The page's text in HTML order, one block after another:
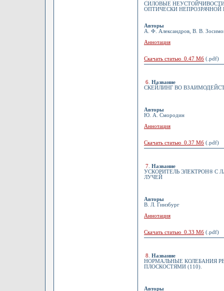
СИЛОВЫЕ
ОПТИЧЕСКИ НЕПРОЗРАЧНОЙ
Авторы
А. Ф. Александров, В. В.
Аннотация
Скачать статью 0.47 Мб (.pdf)
6 Название
СКЕЙЛИНГ ВО
Авторы
Ю. А. Смородин
Аннотация
Скачать статью 0.37 Мб (.pdf)
7 Название
УСКОРИТЕЛЬ ЭЛЕКТРОН® С
ЛУЧЕЙ
Авторы
В. Л. Гинзбург
Аннотация
Скачать статью 0.33 Мб (.pdf)
8
Название
НОРМАЛЬНЫЕ КОЛЕБАНИЯ
ПЛОСКОСТЯМИ (110).
Авторы